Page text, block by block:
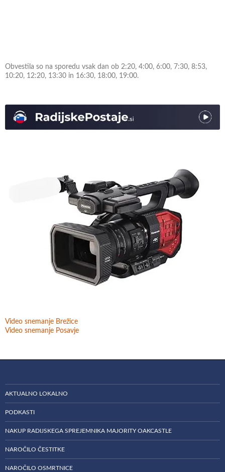
Obvestila so na sporedu vsak dan ob 2:20, 4:00, 6:00, 7:30, 8:53,
10:20, 12:20, 13:30 in 16:30, 18:00, 19:00.
Video snemanje Brežice
Video snemanje Posavje
AKTUALNO LOKALNO
PODKASTI
NAKUP RADIJSKEGA SPREJEMNIKA MAJORITY OAKCASTLE
NAROČILO ČESTITKE
NAROČILO OSMRTNICE